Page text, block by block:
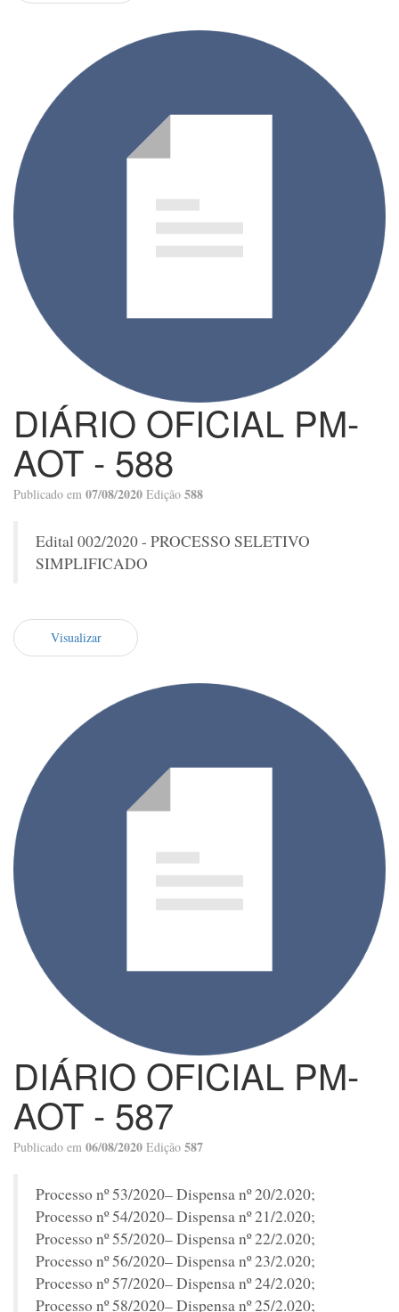
DIÁRIO OFICIAL PM-
AOT - 588
Publicado em 07/08/2020 Edição 588
Edital 002/2020 - PROCESSO SELETIVO
SIMPLIFICADO
Visualizar
DIÁRIO OFICIAL PM-
AOT - 587
Publicado em 06/08/2020 Edição 587
Processo nº 53/2020– Dispensa nº 20/2.020;
Processo nº 54/2020– Dispensa nº 21/2.020;
Processo nº 55/2020– Dispensa nº 22/2.020;
Processo nº 56/2020– Dispensa nº 23/2.020;
Processo nº 57/2020– Dispensa nº 24/2.020;
Processo nº 58/2020– Dispensa nº 25/2.020;